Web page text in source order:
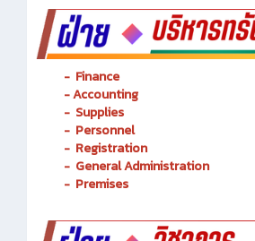
- Finance
- Accounting
- Supplies
- Personnel
- Registration
- General Administration